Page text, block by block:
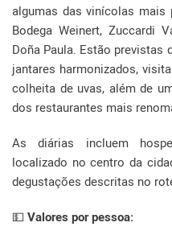
algumas das vinícolas mais
Bodega Weinert, Zuccardi
Doña Paula. Estão previstas
jantares harmonizados,
colheita de uvas, além de
dos restaurantes mais
As diárias incluem
localizado no centro da
degustações descritas no
💵 Valores por pessoa: